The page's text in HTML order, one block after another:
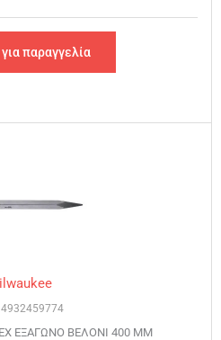
παραγγελία
4932459774
ΕΞΑΓΩΝΟ ΒΕΛΟΝΙ 400 MM